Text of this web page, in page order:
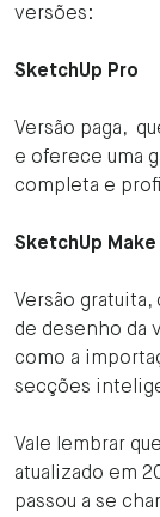
versões:
SketchUp Pro
Versão paga,
e oferece uma
completa e
SketchUp
Versão
de desenho da
como a
secções
Vale lembrar
atualizado em
passou a se